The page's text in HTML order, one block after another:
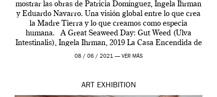
mostrar las obras de Patricia Domínguez, Ingela Ihrman
y Eduardo Navarro. Una visión global entre lo que crea
la Madre Tierra y lo que creamos como especia
humana. A Great Seaweed Day: Gut Weed (Ulva
Intestinalis), Ingela Ihrman, 2019 La Casa Encendida de
Madrid y la Wellcome […]
08 / 06 / 2021 — VER MÁS
ART EXHIBITION